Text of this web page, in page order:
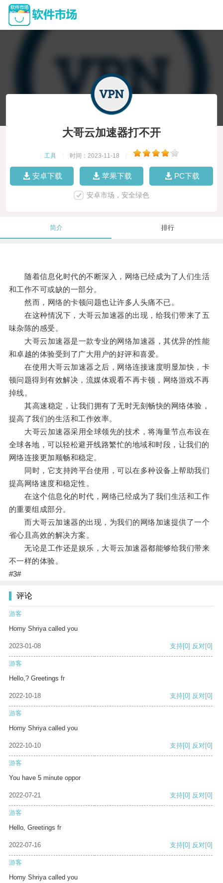
大哥云加速器打不开
工具 时间：2023-11-18
安卓下载 苹果下载 PC下载
安卓市场，安全绿色
简介 排行
随着信息化时代的不断深入，网络已经成为了人们生活
和工作不可或缺的一部分。
然而，网络的卡顿问题也让许多人头痛不已。
在这种情况下，大哥云加速器的出现，给我们带来了五
味杂陈的感受。
大哥云加速器是一款专业的网络加速器，其优异的性能
和卓越的体验受到了广大用户的好评和喜爱。
在使用大哥云加速器之后，网络连接速度明显加快，卡
顿问题得到有效解决，流媒体观看不再卡顿，网络游戏不再
掉线。
其高速稳定，让我们拥有了无时无刻畅快的网络体验，
提高了我们的生活和工作效率。
大哥云加速器采用全球领先的技术，将海量节点布设在
全球各地，可以轻松避开线路繁忙的地域和时段，让我们的
网络连接更加顺畅和稳定。
同时，它支持跨平台使用，可以在多种设备上帮助我们
提高网络速度和稳定性。
在这个信息化的时代，网络已经成为了我们生活和工作
的重要组成部分。
而大哥云加速器的出现，为我们的网络加速提供了一个
省心且高效的解决方案。
无论是工作还是娱乐，大哥云加速器都能够给我们带来
不一样的体验。
#3#
评论
游客
Horny Shriya called you
2023-01-08 支持[0] 反对[0]
游客
Hello,? Greetings fr
2022-10-18 支持[0] 反对[0]
游客
Horny Shriya called you
2022-10-10 支持[0] 反对[0]
游客
You have 5 minute oppor
2022-07-21 支持[0] 反对[0]
游客
Hello, Greetings fr
2022-07-16 支持[0] 反对[0]
游客
Horny Shriya called you